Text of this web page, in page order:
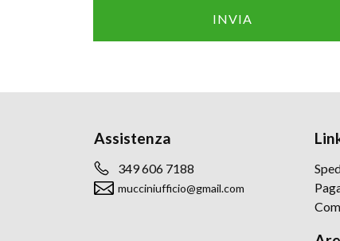
Assistenza
349 606 7188
mucciniufficio@gmail.com